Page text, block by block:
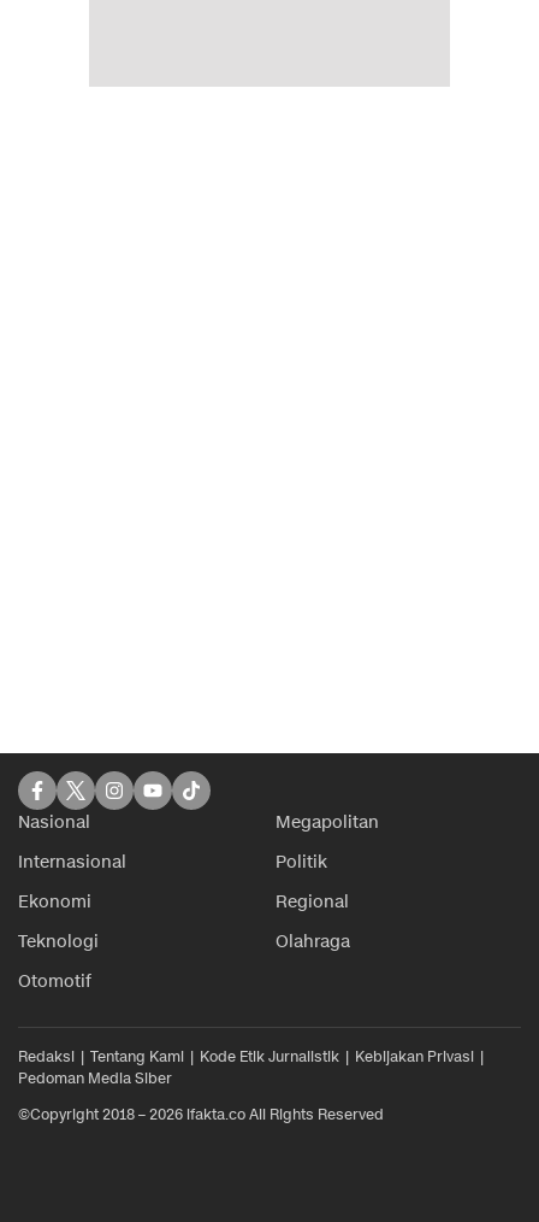
Nasional
Megapolitan
Internasional
Politik
Ekonomi
Regional
Teknologi
Olahraga
Otomotif
Redaksi Tentang Kami Kode Etik Jurnalistik
Kebijakan Privasi
Pedoman Media Siber
©Copyright 2018 – 2026 ifakta.co All Rights Reserved